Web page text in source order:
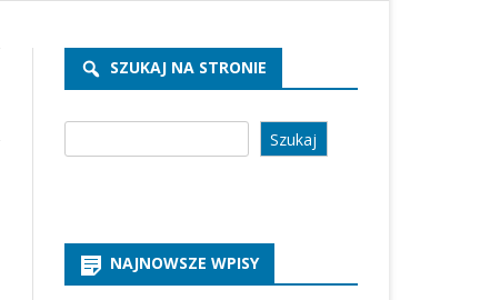
2026/2027
SZUKAJ NA STRONIE
Szukaj
NAJNOWSZE WPISY